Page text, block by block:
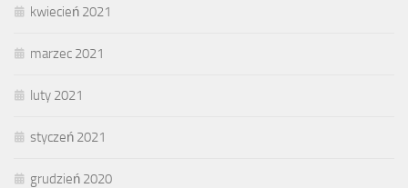
kwiecień 2021
marzec 2021
luty 2021
styczeń 2021
grudzień 2020